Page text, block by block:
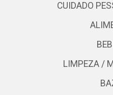
CUIDADO
LIMPEZA /